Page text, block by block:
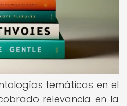
temáticas en el
relevancia en la